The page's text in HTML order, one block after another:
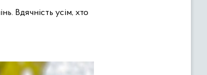
Вдячність усім, хто